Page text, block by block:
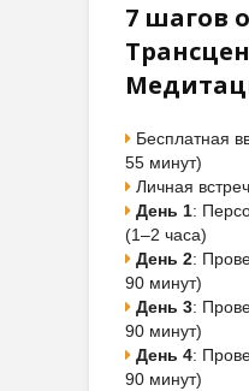
7 шагов
Бесплатная
55 минут)
Личная
День 1:
(1–2 часа)
День 2:
90 минут)
День 3:
90 минут)
День 4:
90 минут)